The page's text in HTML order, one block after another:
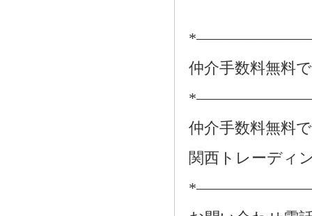
仲介手数料無料
仲介手数料無料
関西トレーディ